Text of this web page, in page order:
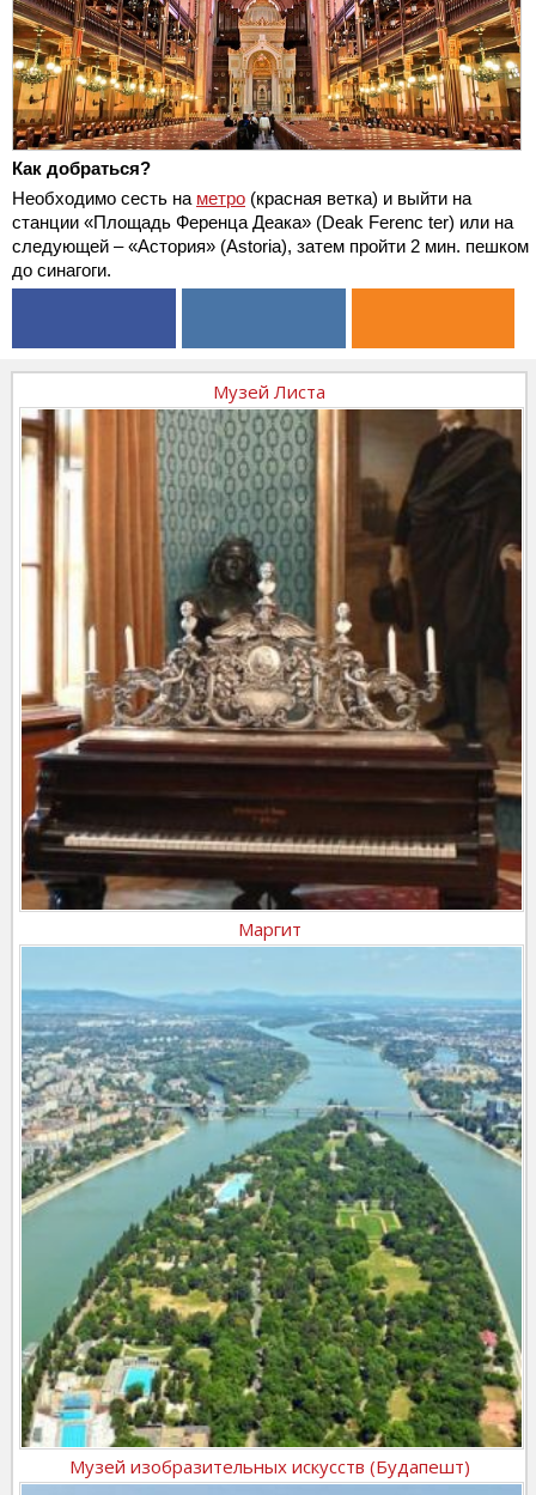
Как добраться?
Необходимо сесть на метро (красная ветка) и выйти на
станции «Площадь Ференца Деака» (Deak Ferenc ter) или на
следующей – «Астория» (Astoria), затем пройти 2 мин. пешком
до синагоги.
Музей Листа
Маргит
Музей изобразительных искусств (Будапешт)